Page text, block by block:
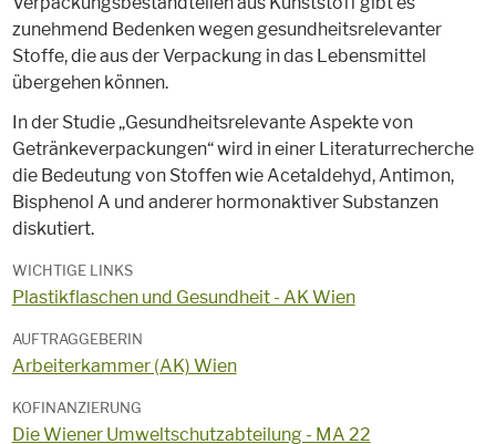
zunehmend Bedenken wegen gesundheitsrelevanter
Stoffe, die aus der Verpackung in das Lebensmittel
übergehen können.
In der Studie „Gesundheitsrelevante Aspekte von
Getränkeverpackungen“ wird in einer Literaturrecherche
die Bedeutung von Stoffen wie Acetaldehyd, Antimon,
Bisphenol A und anderer hormonaktiver Substanzen
diskutiert.
WICHTIGE LINKS
Plastikflaschen und Gesundheit - AK Wien
AUFTRAGGEBERIN
Arbeiterkammer (AK) Wien
KOFINANZIERUNG
Die Wiener Umweltschutzabteilung - MA 22